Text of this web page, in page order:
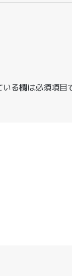
いる欄は必須項目